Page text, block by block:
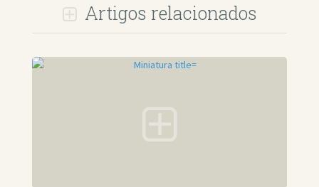
Artigos relacionados